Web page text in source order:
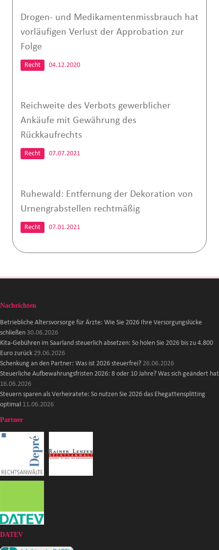
Drogen- und Medikamentenmissbrauch hat
vorläufigen Verlust der Approbation zur
Folge
Recht 04.12.2020
Reichweite des Verbots gewerblicher
Ankäufe mit Gewährung des
Rückkaufrechts
Recht 07.07.2021
Ruhewald: Entfernung der Dekoration von
Urnengrabstellen rechtmäßig
Recht 07.01.2021
Nachrichten
Betriebliche Altersvorsorge für Ärzte: Wie Sie 2026 Ihre Versorgungslücke
schließen 30.06.2026
Kita-Gebühren im Saarland steuerlich absetzen: So holen Sie 2026 bis zu 4.800
Euro zurück 29.06.2026
Schenkung an den Partner: Was ist 2026 steuerfrei? 26.06.2026
Steuerliche Aufbewahrungsfristen 2026: 8 oder 10 Jahre? Was sich geändert hat
16.06.2026
Steuern sparen als Verheiratete: So nutzen Sie 2026 das Ehegattensplitting
optimal 11.06.2026
Partner
DATEV